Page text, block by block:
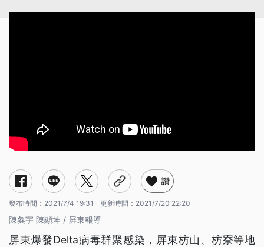
讚
發布時間： 2021/7/4 19:31 更新時間： 2021/7/20 22:20
陳奐宇 陳顯坤 / 屏東報導
屏東爆發Delta病毒群聚感染，屏東枋山、枋寮等地